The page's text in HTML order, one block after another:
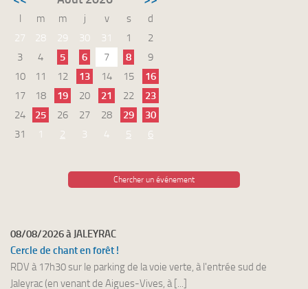
l m m j v s
d
27
28 29 30 31 1
2
3
4 5 6 7 8
9
10
11 12 13 14 15
16
17
18 19 20 21 22
23
24
25 26 27 28 29
30
31
1 2 3 4 5 6
Chercher un événement
08/08/2026 à JALEYRAC
Cercle de chant en forêt !
RDV à 17h30 sur le parking de la voie verte, à l'entrée sud de
Jaleyrac (en venant de Aigues-Vives, à [...]